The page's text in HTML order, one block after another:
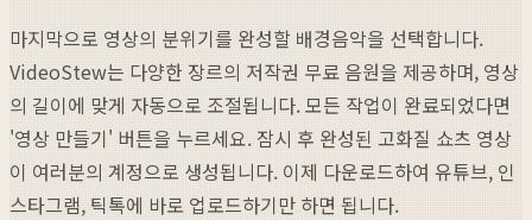
마지막으로 영상의 분위기를 완성할 배경음악을 선택합니다.
VideoStew는 다양한 장르의 저작권 무료 음원을 제공하며, 영상
의 길이에 맞게 자동으로 조절됩니다. 모든 작업이 완료되었다면
'영상 만들기' 버튼을 누르세요. 잠시 후 완성된 고화질 쇼츠 영상
이 여러분의 계정으로 생성됩니다. 이제 다운로드하여 유튜브, 인
스타그램, 틱톡에 바로 업로드하기만 하면 됩니다.